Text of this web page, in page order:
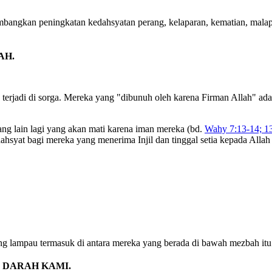
peningkatan kedahsyatan perang, kelaparan, kematian,
di sorga. Mereka yang "dibunuh oleh karena Firman Allah"
lain lagi yang akan mati karena iman mereka (bd. Wahy 7:13-14;
bagi mereka yang menerima Injil dan tinggal setia kepada
lampau termasuk di antara mereka yang berada di bawah mezbah
DARAH KAMI.